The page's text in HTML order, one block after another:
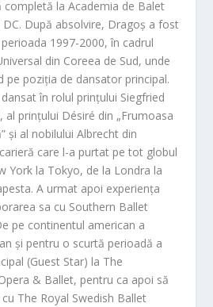
completă la Academia de Balet
După absolvire, Dragoș a fost
1997-2000, în cadrul
din Coreea de Sud, unde
poziția de dansator principal.
în rolul prințului Siegfried
al prințului Désiré din „Frumoasa
și al nobilului Albrecht din
care l-a purtat pe tot globul
York la Tokyo, de la Londra la
A urmat apoi experiența
sa cu Southern Ballet
pe continentul american a
și pentru o scurtă perioadă a
(Guest Star) la The
& Ballet, pentru ca apoi să
The Royal Swedish Ballet